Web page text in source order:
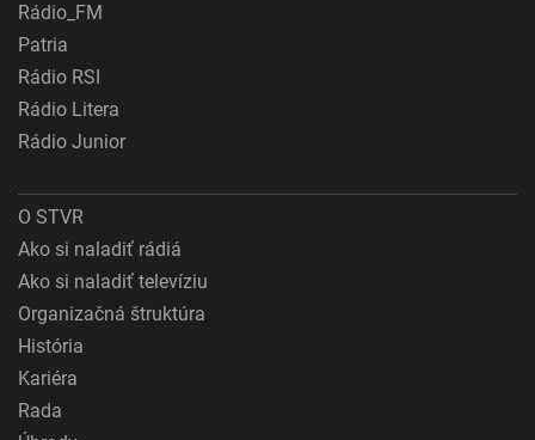
Rádio_FM
Patria
Rádio RSI
Rádio Litera
Rádio Junior
O STVR
Ako si naladiť rádiá
Ako si naladiť televíziu
Organizačná štruktúra
História
Kariéra
Rada